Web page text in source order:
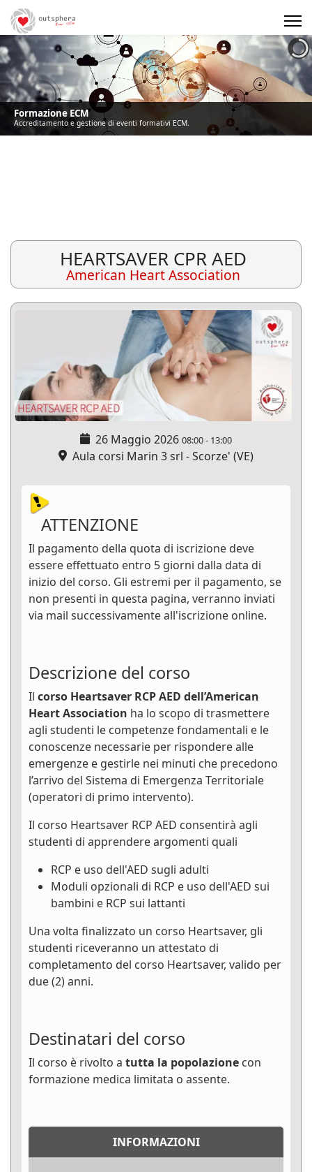
Formazione ECM
Accreditamento e gestione di eventi formativi ECM.
HEARTSAVER CPR AED
American Heart Association
26 Maggio 2026 08:00- 13:00
Aula corsi Marin 3 srl - Scorze' (VE)
ATTENZIONE
Il pagamento della quota di iscrizione deve
essere effettuato entro 5 giorni dalla data di
inizio del corso. Gli estremi per il pagamento, se
non presenti in questa pagina, verranno inviati
via mail successivamente all'iscrizione online.
Descrizione del corso
Il corso Heartsaver RCP AED dell’American
Heart Association ha lo scopo di trasmettere
agli studenti le competenze fondamentali e le
conoscenze necessarie per rispondere alle
emergenze e gestirle nei minuti che precedono
l’arrivo del Sistema di Emergenza Territoriale
(operatori di primo intervento).
Il corso Heartsaver RCP AED consentirà agli
studenti di apprendere argomenti quali
RCP e uso dell'AED sugli adulti
Moduli opzionali di RCP e uso dell'AED sui
bambini e RCP sui lattanti
Una volta finalizzato un corso Heartsaver, gli
studenti riceveranno un attestato di
completamento del corso Heartsaver, valido per
due (2) anni.
Destinatari del corso
Il corso è rivolto a tutta la popolazione con
formazione medica limitata o assente.
INFORMAZIONI